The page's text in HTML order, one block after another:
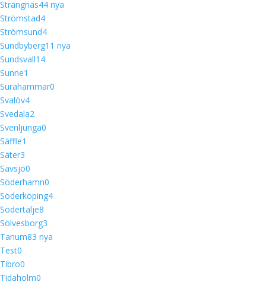
Strängnäs44 nya
Strömstad4
Strömsund4
Sundbyberg1 1 nya
Sundsvall14
Sunne1
Surahammar0
Svalöv4
Svedala2
Svenljunga0
Säffle1
Säter3
Sävsjö0
Söderhamn0
Söderköping4
Södertälje8
Sölvesborg3
Tanum83 nya
Test0
Tibro0
Tidaholm0